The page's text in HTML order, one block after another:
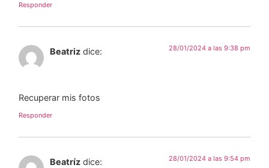
Responder
Beatriz dice: 28/01/2024 a las 9:38 pm
Recuperar mis fotos
Responder
Beatríz dice: 28/01/2024 a las 9:54 pm